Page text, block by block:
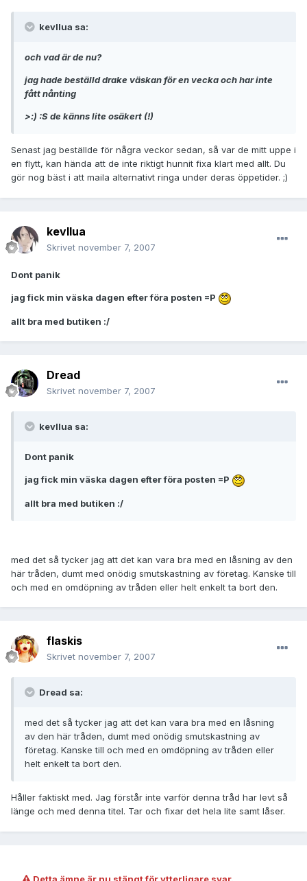
kevllua sa:
och vad är de nu?
jag hade beställd drake väskan för en vecka och har inte
fått nånting
>:) :S de känns lite osäkert (!)
Senast jag beställde för några veckor sedan, så var de mitt uppe i
en flytt, kan hända att de inte riktigt hunnit fixa klart med allt. Du
gör nog bäst i att maila alternativt ringa under deras öppetider. ;)
kevllua
Skrivet november 7, 2007
Dont panik
jag fick min väska dagen efter föra posten =P
allt bra med butiken :/
Dread
Skrivet november 7, 2007
kevllua sa:
Dont panik
jag fick min väska dagen efter föra posten =P
allt bra med butiken :/
med det så tycker jag att det kan vara bra med en låsning av den
här tråden, dumt med onödig smutskastning av företag. Kanske till
och med en omdöpning av tråden eller helt enkelt ta bort den.
flaskis
Skrivet november 7, 2007
Dread sa:
med det så tycker jag att det kan vara bra med en låsning
av den här tråden, dumt med onödig smutskastning av
företag. Kanske till och med en omdöpning av tråden eller
helt enkelt ta bort den.
Håller faktiskt med. Jag förstår inte varför denna tråd har levt så
länge och med denna titel. Tar och fixar det hela lite samt låser.